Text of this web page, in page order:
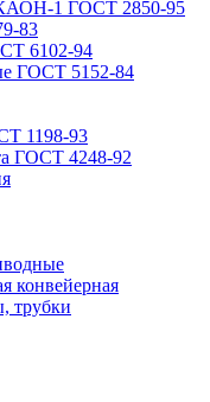
1 ГОСТ 2850-95
83
6102-94
ГОСТ 5152-84
1198-93
ГОСТ 4248-92
конвейерная
трубки